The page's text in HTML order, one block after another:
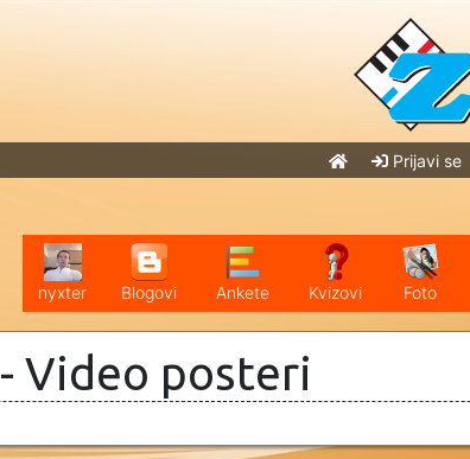
Prijavi se
nyxter Blogovi Ankete Kvizovi Foto
- Video posteri